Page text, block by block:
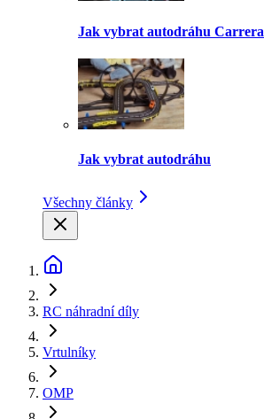
Jak vybrat autodráhu Carrera
Jak vybrat autodráhu
Všechny články
RC náhradní díly
Vrtulníky
OMP